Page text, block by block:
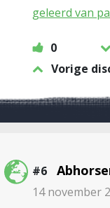
geleerd van
0
Vorige
#6
14 november